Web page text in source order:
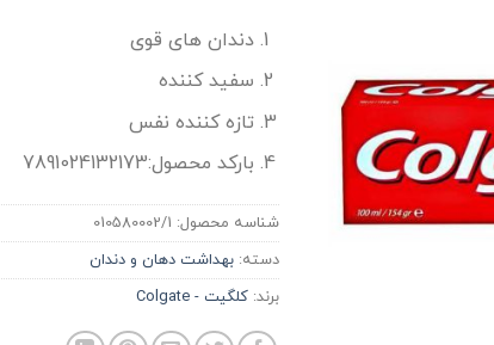
دندان های قوی
سفید کننده
تازه کننده نفس
بارکد محصول:7891024132173
شناسه محصول: 010580002/1
دسته: بهداشت دهان و دندان
برند: کلگیت - Colgate